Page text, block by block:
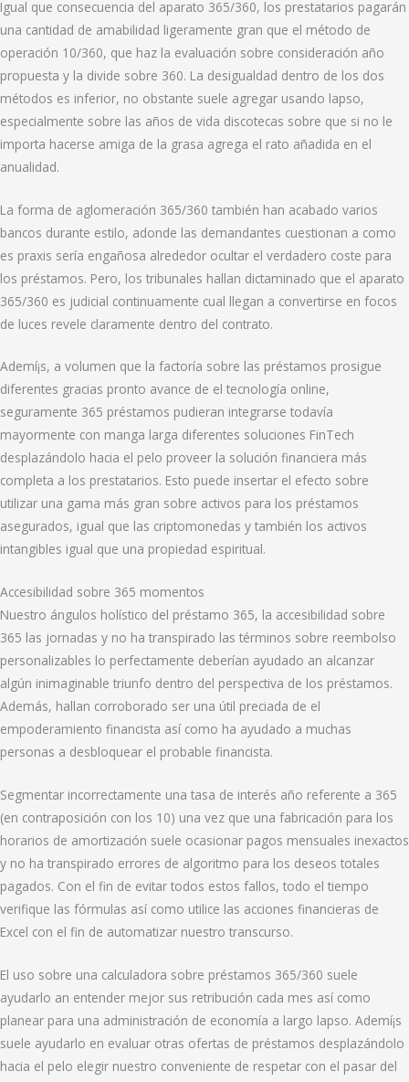
Igual que consecuencia del aparato 365/360, los prestatarios pagarán
una cantidad de amabilidad ligeramente gran que el método de
operación 10/360, que haz la evaluación sobre consideración año
propuesta y la divide sobre 360. La desigualdad dentro de los dos
métodos es inferior, no obstante suele agregar usando lapso,
especialmente sobre las años de vida discotecas sobre que si no le
importa hacerse amiga de la grasa agrega el rato añadida en el
anualidad.
La forma de aglomeración 365/360 también han acabado varios
bancos durante estilo, adonde las demandantes cuestionan a como
es praxis serí­a engañosa alrededor ocultar el verdadero coste para
los préstamos. Pero, los tribunales hallan dictaminado que el aparato
365/360 es judicial continuamente cual llegan a convertirse en focos
de luces revele claramente dentro del contrato.
Ademí¡s, a volumen que la factoría sobre las préstamos prosigue
diferentes gracias pronto avance de el tecnología online,
seguramente 365 préstamos pudieran integrarse todavía
mayormente con manga larga diferentes soluciones FinTech
desplazándolo hacia el pelo proveer la solución financiera más
completa a los prestatarios. Esto puede insertar el efecto sobre
utilizar una gama más gran sobre activos para los préstamos
asegurados, igual que las criptomonedas y también los activos
intangibles igual que una propiedad espiritual.
Accesibilidad sobre 365 momentos
Nuestro ángulos holístico del préstamo 365, la accesibilidad sobre
365 las jornadas y no ha transpirado las términos sobre reembolso
personalizables lo perfectamente deberían ayudado an alcanzar
algún inimaginable triunfo dentro del perspectiva de los préstamos.
Además, hallan corroborado ser una útil preciada de el
empoderamiento financista así­ como ha ayudado a muchas
personas a desbloquear el probable financista.
Segmentar incorrectamente una tasa de interés año referente a 365
(en contraposición con los 10) una vez que una fabricación para los
horarios de amortización suele ocasionar pagos mensuales inexactos
y no ha transpirado errores de algoritmo para los deseos totales
pagados. Con el fin de evitar todos estos fallos, todo el tiempo
verifique las fórmulas así­ como utilice las acciones financieras de
Excel con el fin de automatizar nuestro transcurso.
El uso sobre una calculadora sobre préstamos 365/360 suele
ayudarlo an entender mejor sus retribución cada mes así­ como
planear para una administración de economía a largo lapso. Ademí¡s
suele ayudarlo en evaluar otras ofertas de préstamos desplazándolo
hacia el pelo elegir nuestro conveniente de respetar con el pasar del